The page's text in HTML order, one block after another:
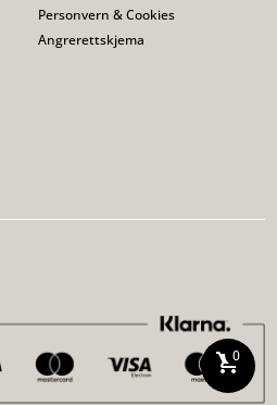
shopping_cart
0
Personvern & Cookies
Angrerettskjema